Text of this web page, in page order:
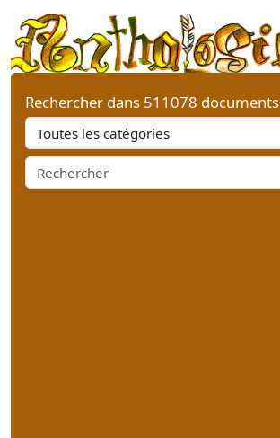
Rechercher dans 511078 documents